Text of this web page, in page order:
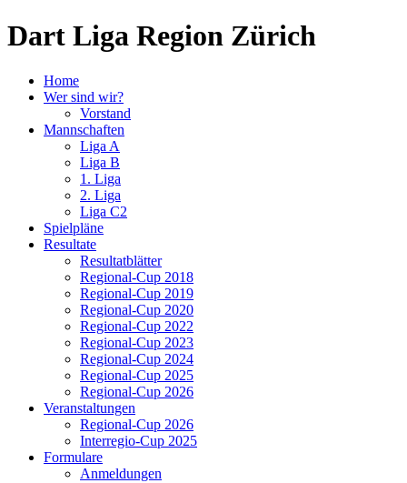
Dart Liga Region Zürich
Home
Wer sind wir?
Vorstand
Mannschaften
Liga A
Liga B
1. Liga
2. Liga
Liga C2
Spielpläne
Resultate
Resultatblätter
Regional-Cup 2018
Regional-Cup 2019
Regional-Cup 2020
Regional-Cup 2022
Regional-Cup 2023
Regional-Cup 2024
Regional-Cup 2025
Regional-Cup 2026
Veranstaltungen
Regional-Cup 2026
Interregio-Cup 2025
Formulare
Anmeldungen